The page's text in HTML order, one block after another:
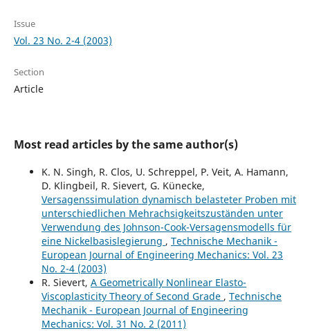
Issue
Vol. 23 No. 2-4 (2003)
Section
Article
Most read articles by the same author(s)
K. N. Singh, R. Clos, U. Schreppel, P. Veit, A. Hamann,
D. Klingbeil, R. Sievert, G. Künecke,
Versagenssimulation dynamisch belasteter Proben mit
unterschiedlichen Mehrachsigkeitszuständen unter
Verwendung des Johnson-Cook-Versagensmodells für
eine Nickelbasislegierung , Technische Mechanik -
European Journal of Engineering Mechanics: Vol. 23
No. 2-4 (2003)
R. Sievert, A Geometrically Nonlinear Elasto-
Viscoplasticity Theory of Second Grade , Technische
Mechanik - European Journal of Engineering
Mechanics: Vol. 31 No. 2 (2011)